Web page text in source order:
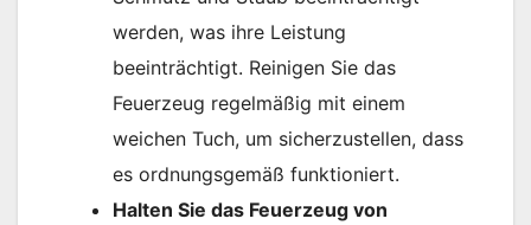
werden, was ihre Leistung
beeinträchtigt. Reinigen Sie das
Feuerzeug regelmäßig mit einem
weichen Tuch, um sicherzustellen, dass
es ordnungsgemäß funktioniert.
Halten Sie das Feuerzeug von